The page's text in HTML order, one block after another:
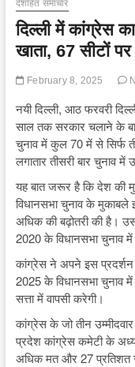
देशहित समाचार
दिल्ली में कांग्रेस
खाता, 67 सीटों
February 8, 2025
नयी दिल्ली, आठ फरवरी
साल तक सरकार चलाने के
चुनाव में कुल 70 में से सिर्फ
लगातार तीसरी बार चुनाव
यह बात जरूर है कि देश की
विधानसभा चुनाव के मुकाबले
अधिक की बढ़ोतरी की है।
2020 के विधानसभा चुनाव
कांग्रेस ने अपने इस प्रदर्शन
2025 के विधानसभा चुनाव
सत्ता में वापसी करेगी।
कांग्रेस के जो तीन
प्रदेश कांग्रेस कमेटी के
अधिक मत और 27 प्रतिशत